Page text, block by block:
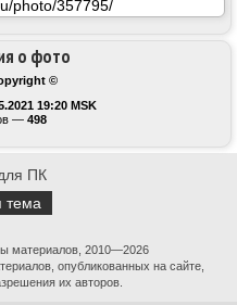
о фото
©
19:20 MSK
— 498
ПК
тема
материалов, 2010—2026
опубликованных на сайте,
их авторов.